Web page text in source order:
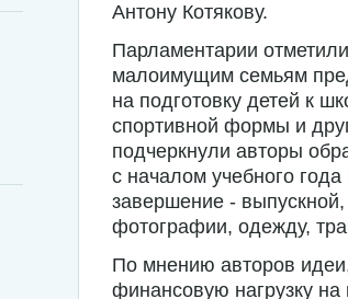
Антону Котякову.
Парламентарии
малоимущим семьям
на подготовку детей к
спортивной формы и
подчеркнули авторы
с началом учебного
завершение -
фотографии, одежду,
По мнению авторов
финансовую нагрузку